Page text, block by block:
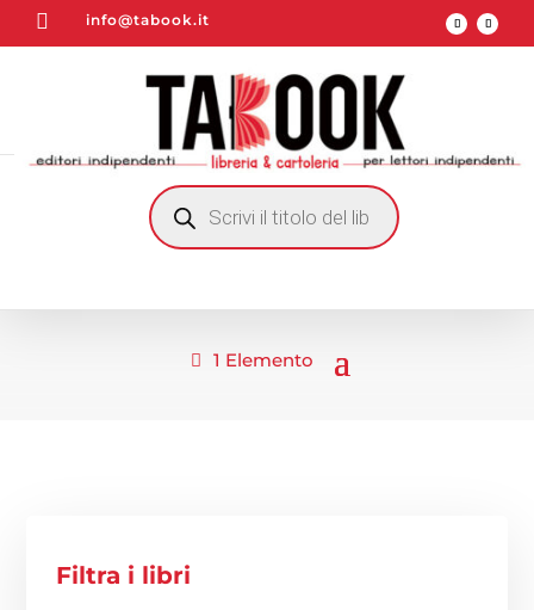
 info@tabook.it
RICERCA
PRODOTTI
1 Elemento
Filtra i libri